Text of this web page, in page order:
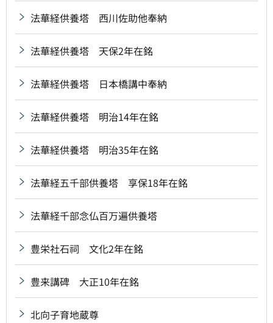
法華経供養塔 西川佐助他奉納
法華経供養塔 天保2年在銘
法華経供養塔 日本橋講中奉納
法華経供養塔 明治14年在銘
法華経供養塔 明治35年在銘
法華経五千部供養塔 享保18年在銘
法華経千部念仏百万遍供養塔
豊栄社石祠 文化2年在銘
豊来講碑 大正10年在銘
北向子育地蔵尊